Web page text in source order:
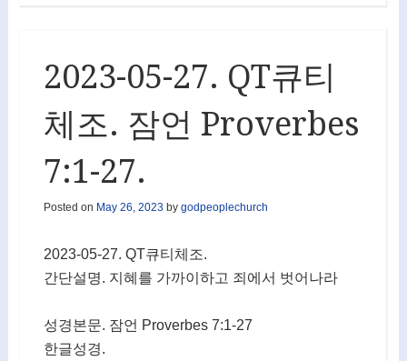
2023-05-27. QT큐티
체조. 잠언 Proverbes
7:1-27.
Posted on May 26, 2023 by godpeoplechurch
2023-05-27. QT큐티체조.
간단설명. 지혜를 가까이하고 죄에서 벗어나라
성경본문. 잠언 Proverbes 7:1-27
한글성경.